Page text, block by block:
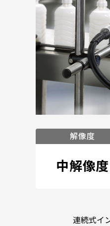
解像度
中解像度
連続式イ